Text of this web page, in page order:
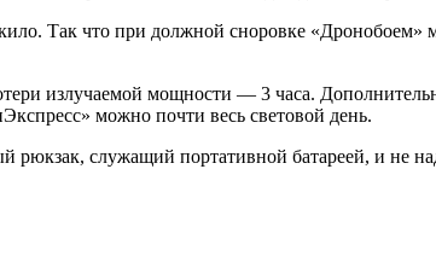
Так что при должной сноровке «Дронобоем»
излучаемой мощности — 3 часа.
можно почти весь световой день.
рюкзак, служащий портативной батареей, и не